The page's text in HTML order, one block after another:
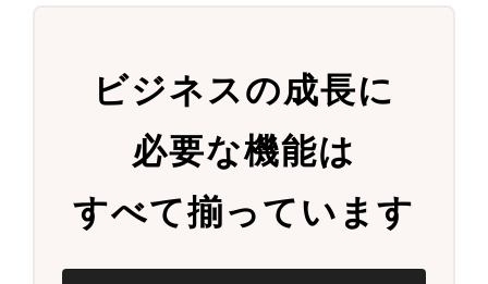
ビジネスの成長に
必要な機能は
すべて揃っています